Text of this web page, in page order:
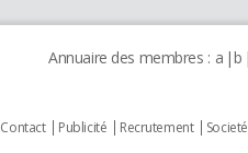
Annuaire des membres : a b
Contact Publicité Recrutement Societé